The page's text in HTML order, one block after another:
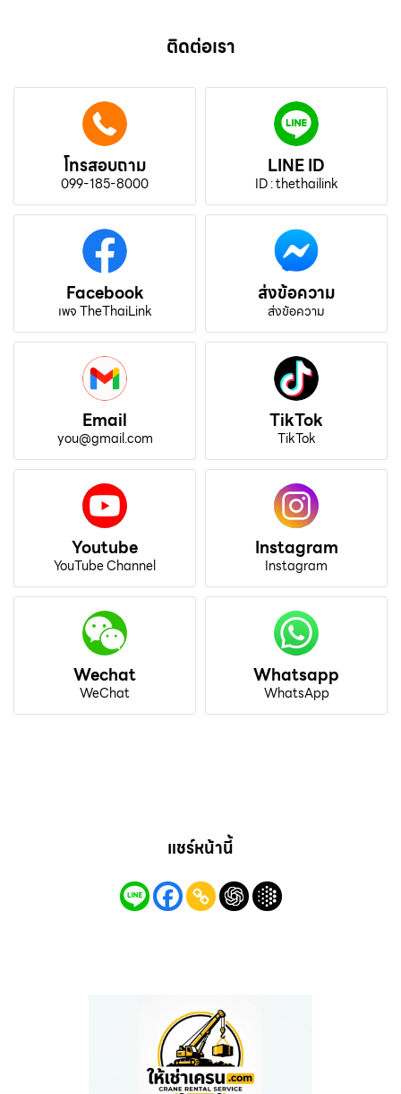
ติดต่อเรา
โทรสอบถาม
099-185-8000
LINE ID
ID : thethailink
Facebook
เพจ TheThaiLink
ส่งข้อความ
ส่งข้อความ
Email
you@gmail.com
TikTok
TikTok
Youtube
YouTube Channel
Instagram
Instagram
Wechat
WeChat
Whatsapp
WhatsApp
แชร์หน้านี้